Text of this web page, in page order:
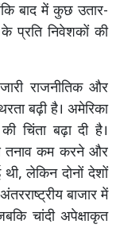
बाद में कुछ उतार-
के प्रति निवेशकों की
राजनीतिक और
बढ़ी है। अमेरिका
चिंता बढ़ा दी है।
तनाव कम करने और
थी, लेकिन दोनों देशों
बाजार में
चांदी अपेक्षाकृत